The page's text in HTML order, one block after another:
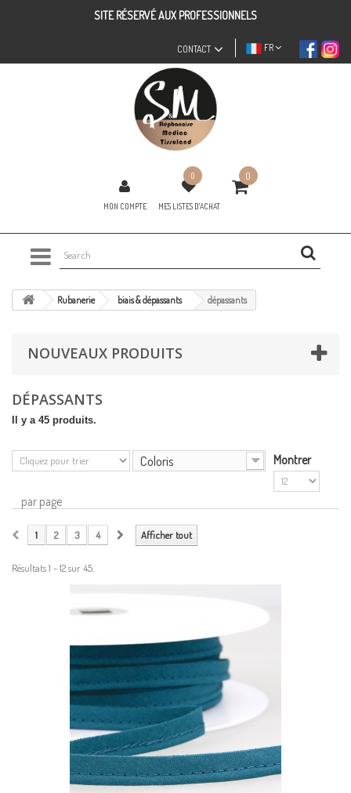
SITE RÉSERVÉ AUX PROFESSIONNELS
FR
CONTACT
MON COMPTE
0
MES LISTES D'ACHAT
0
Rubanerie biais & dépassants dépassants
NOUVEAUX PRODUITS
DÉPASSANTS
Il y a 45 produits.
Coloris Montrer
par page
Afficher tout
1 2 3 4
Résultats 1 - 12 sur 45.